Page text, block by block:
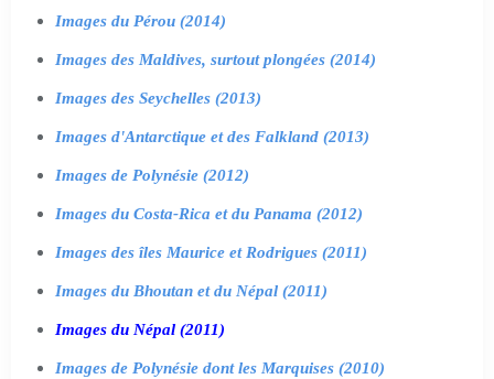
Images du Pérou (2014)
Images des Maldives, surtout plongées (2014)
Images des Seychelles (2013)
Images d'Antarctique et des Falkland (2013)
Images de Polynésie (2012)
Images du Costa-Rica et du Panama (2012)
Images des îles Maurice et Rodrigues (2011)
Images du Bhoutan et du Népal (2011)
Images du Népal (2011)
Images de Polynésie dont les Marquises (2010)